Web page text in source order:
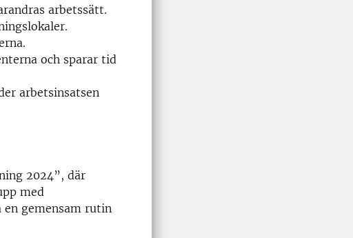
arbetssätt.
och sparar tid
arbetsinsatsen
2024”, där
med
gemensam rutin